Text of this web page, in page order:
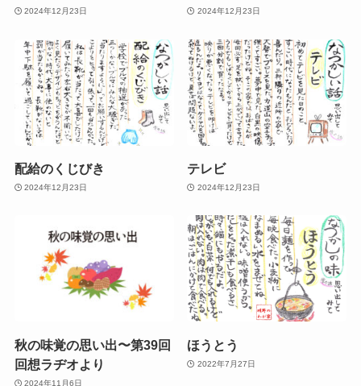
2024年12月23日 2024年12月23日
配給のくじびき
2024年12月23日
テレビ
2024年12月23日
秋の味覚の思い出〜第39回
回想ラヂオより
2024年11月6日
ほうとう
2022年7月27日